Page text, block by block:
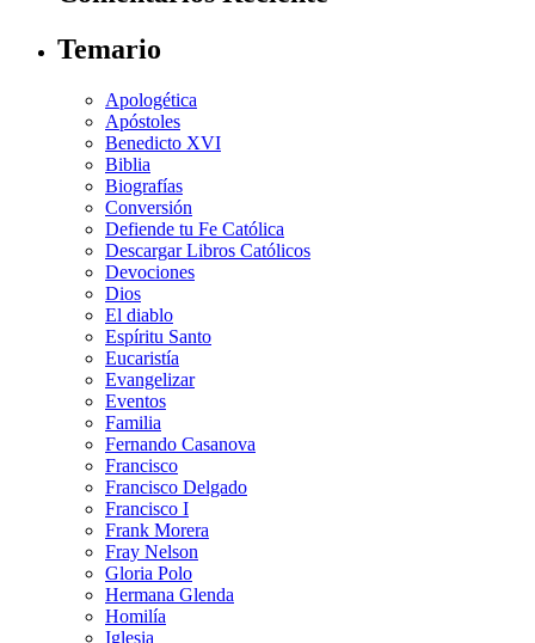
Temario
Apologética
Apóstoles
Benedicto XVI
Biblia
Biografías
Conversión
Defiende tu Fe Católica
Descargar Libros Católicos
Devociones
Dios
El diablo
Espíritu Santo
Eucaristía
Evangelizar
Eventos
Familia
Fernando Casanova
Francisco
Francisco Delgado
Francisco I
Frank Morera
Fray Nelson
Gloria Polo
Hermana Glenda
Homilía
Iglesia